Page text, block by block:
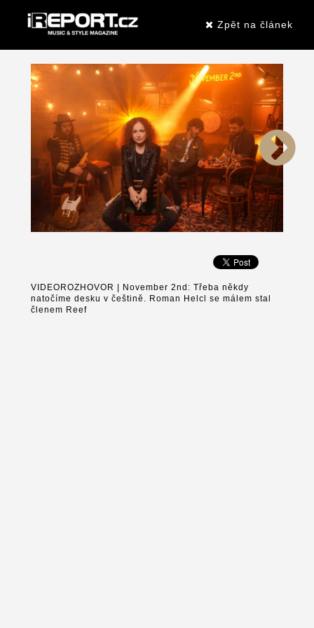
Zpět na článek
VIDEOROZHOVOR | November 2nd: Třeba někdy
natočíme desku v češtině. Roman Helcl se málem stal
členem Reef